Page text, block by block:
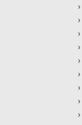
›
›
›
›
›
›
›
›
›